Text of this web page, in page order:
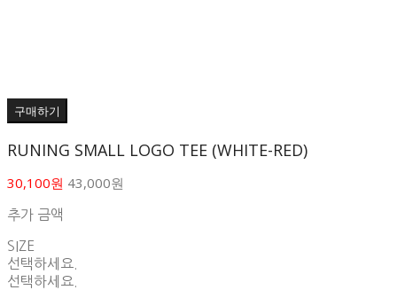
구매하기
RUNING SMALL LOGO TEE (WHITE-RED)
30,100원 43,000원
추가 금액
SIZE
선택하세요.
선택하세요.